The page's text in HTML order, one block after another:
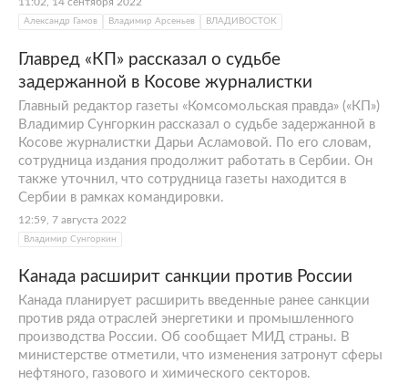
Александр Гамов Владимир Арсеньев ВЛАДИВОСТОК
Главред «КП» рассказал о судьбе
задержанной в Косове журналистки
Главный редактор газеты «Комсомольская правда» («КП»)
Владимир Сунгоркин рассказал о судьбе задержанной в
Косове журналистки Дарьи Асламовой. По его словам,
сотрудница издания продолжит работать в Сербии. Он
также уточнил, что сотрудница газеты находится в
Сербии в рамках командировки.
12:59, 7 августа 2022
Владимир Сунгоркин
Канада расширит санкции против России
Канада планирует расширить введенные ранее санкции
против ряда отраслей энергетики и промышленного
производства России. Об сообщает МИД страны. В
министерстве отметили, что изменения затронут сферы
нефтяного, газового и химического секторов.